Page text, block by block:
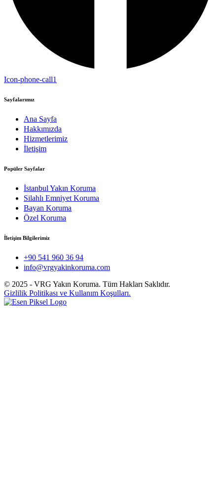
Icon-phone-call1
Sayfalarımız
Ana Sayfa
Hakkımızda
Hizmetlerimiz
İletişim
Popüler Sayfalar
İstanbul Yakın Koruma
Silahlı Emniyet Koruma
Bayan Koruma
Özel Koruma
İletişim Bilgilerimiz
+90 541 960 36 94
info@vrgyakinkoruma.com
© 2025 - VRG Yakın Koruma. Tüm Hakları Saklıdır.
Gizlilik Politikası ve Kullanım Koşulları.